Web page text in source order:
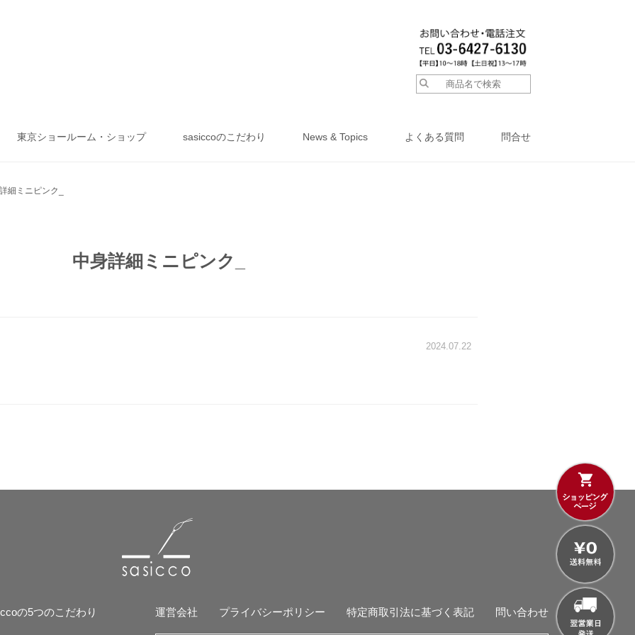
東京ショールーム・ショップ sasiccoのこだわり News & Topics よくある質問 問合せ
細ミニピンク_
中身詳細ミニピンク_
2024.07.22
の5つのこだわり 運営会社 プライバシーポリシー 特定商取引法に基づく表記 問い合わせ